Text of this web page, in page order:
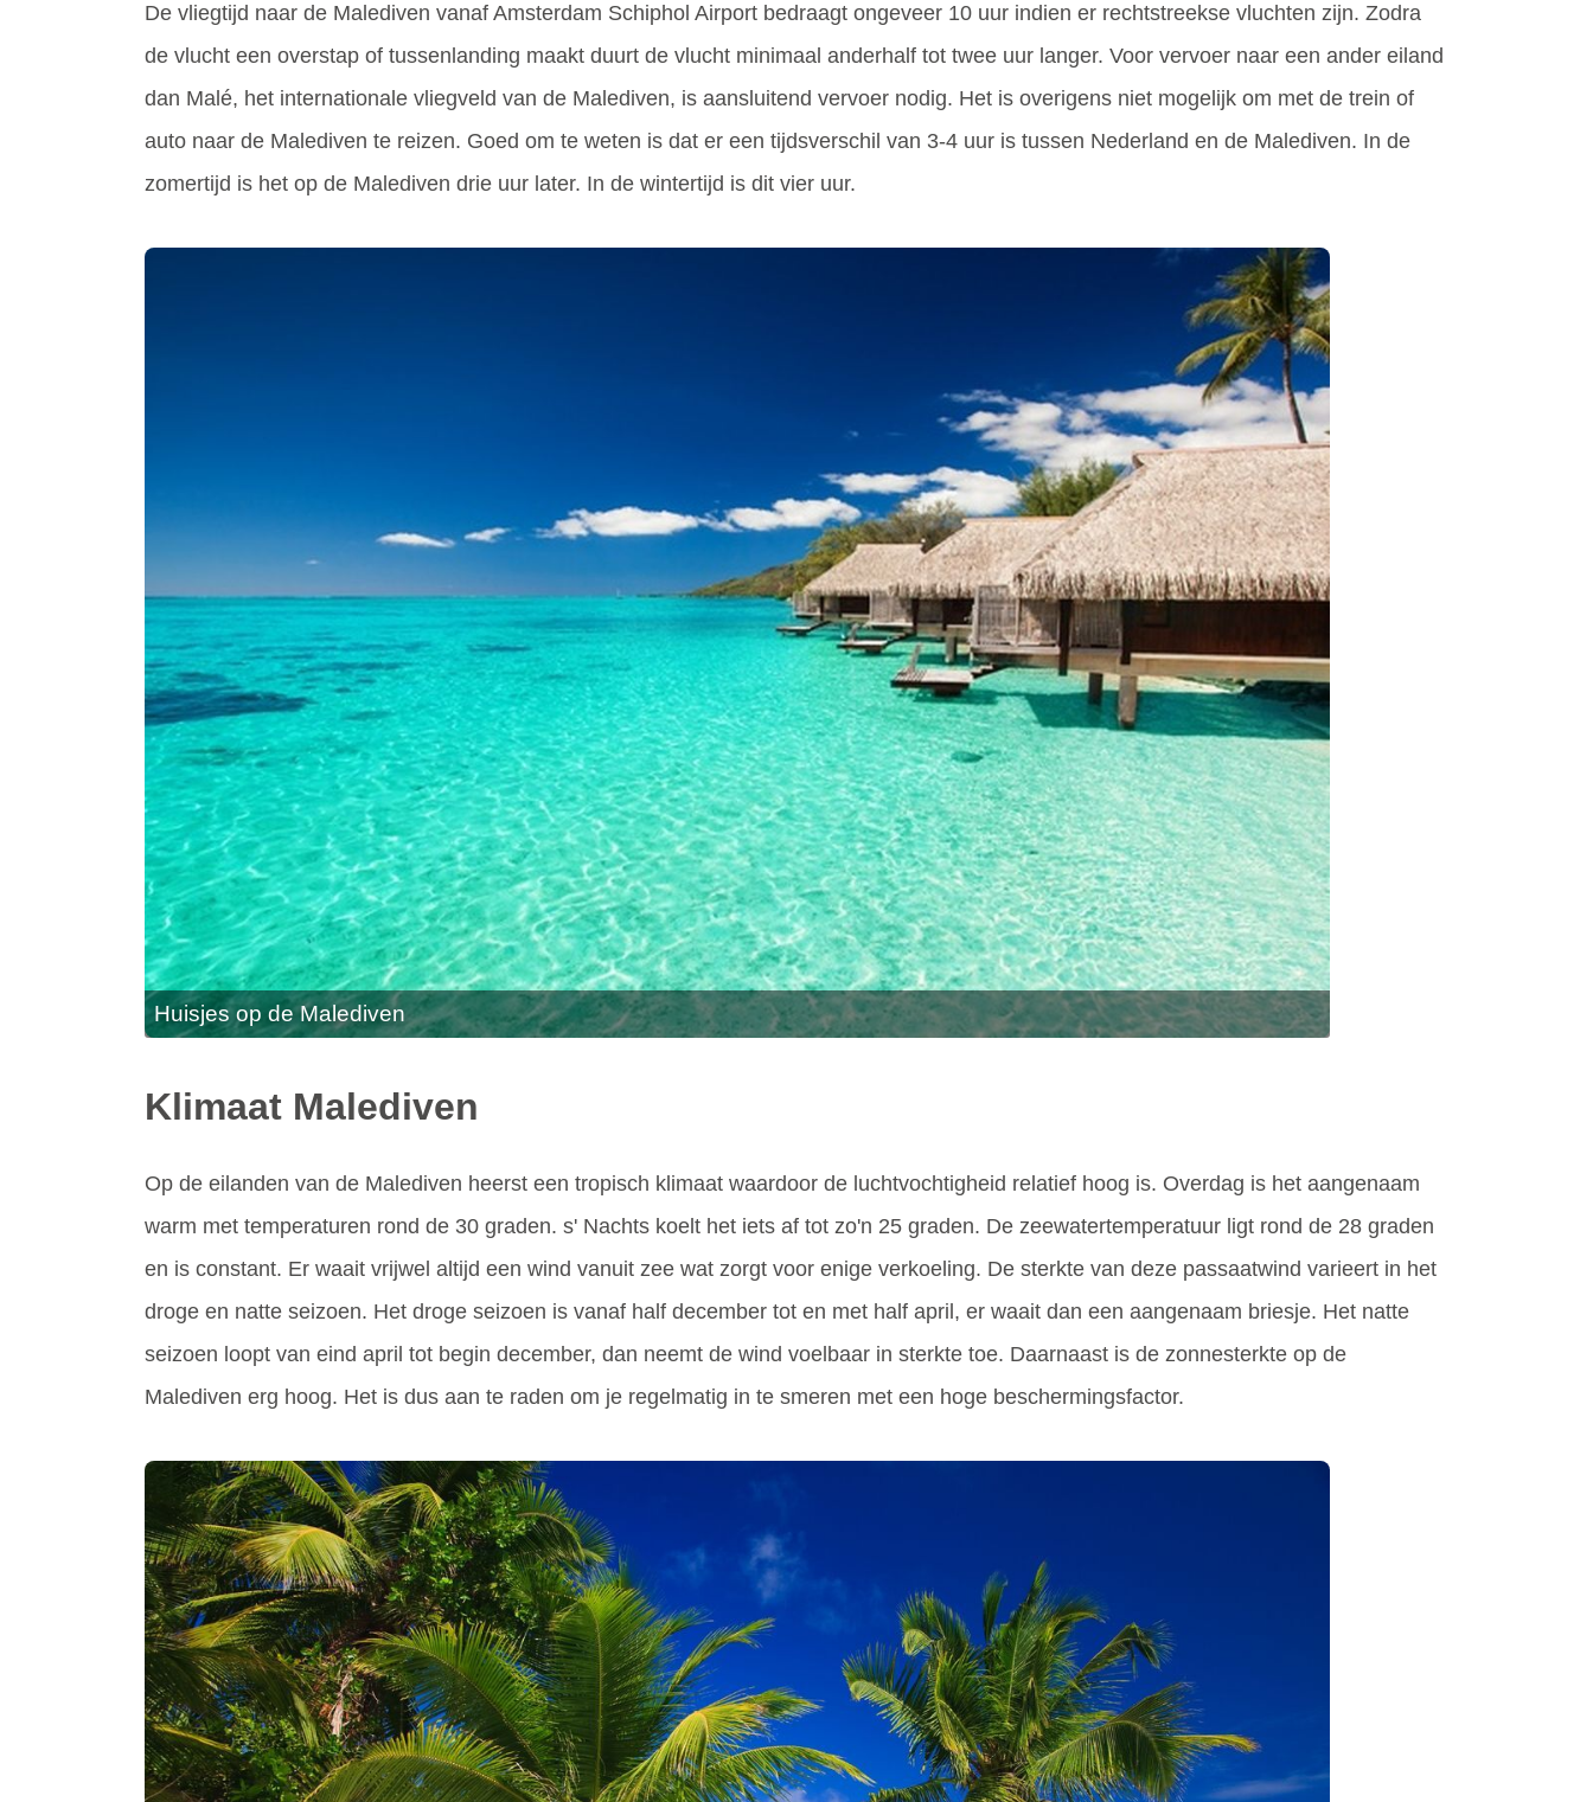
De vliegtijd naar de Malediven vanaf Amsterdam Schiphol Airport bedraagt ongeveer 10 uur indien er rechtstreekse vluchten zijn. Zodra
de vlucht een overstap of tussenlanding maakt duurt de vlucht minimaal anderhalf tot twee uur langer. Voor vervoer naar een ander eiland
dan Malé, het internationale vliegveld van de Malediven, is aansluitend vervoer nodig. Het is overigens niet mogelijk om met de trein of
auto naar de Malediven te reizen. Goed om te weten is dat er een tijdsverschil van 3-4 uur is tussen Nederland en de Malediven. In de
zomertijd is het op de Malediven drie uur later. In de wintertijd is dit vier uur.
Huisjes op de Malediven
Klimaat Malediven
Op de eilanden van de Malediven heerst een tropisch klimaat waardoor de luchtvochtigheid relatief hoog is. Overdag is het aangenaam
warm met temperaturen rond de 30 graden. s' Nachts koelt het iets af tot zo'n 25 graden. De zeewatertemperatuur ligt rond de 28 graden
en is constant. Er waait vrijwel altijd een wind vanuit zee wat zorgt voor enige verkoeling. De sterkte van deze passaatwind varieert in het
droge en natte seizoen. Het droge seizoen is vanaf half december tot en met half april, er waait dan een aangenaam briesje. Het natte
seizoen loopt van eind april tot begin december, dan neemt de wind voelbaar in sterkte toe. Daarnaast is de zonnesterkte op de
Malediven erg hoog. Het is dus aan te raden om je regelmatig in te smeren met een hoge beschermingsfactor.